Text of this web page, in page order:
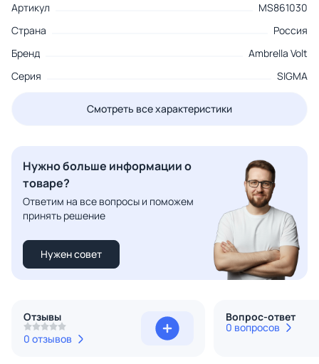
Артикул
MS861030
Страна
Россия
Бренд
Ambrella Volt
Серия
SIGMA
Смотреть все характеристики
Нужно больше информации о
товаре?
Ответим на все вопросы и поможем
принять решение
Нужен совет
Отзывы
0 отзывов
Вопрос-ответ
0 вопросов